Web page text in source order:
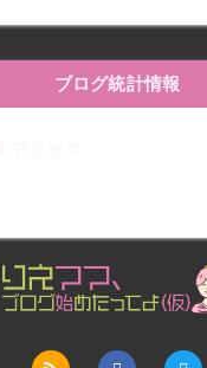
ブログ統計情報
りえママ、ブログ始めた